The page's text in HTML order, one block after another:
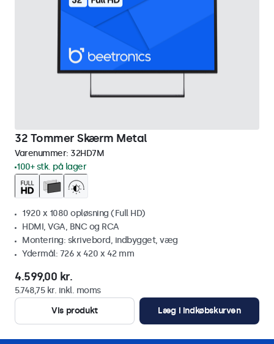
32 Tommer Skærm Metal
Varenummer: 32HD7M
100+ stk. på lager
1920 x 1080 opløsning (Full HD)
HDMI, VGA, BNC og RCA
Montering: skrivebord, indbygget, væg
Ydermål: 726 x 420 x 42 mm
4.599,00 kr.
5.748,75 kr. inkl. moms
Vis produkt
Læg i indkøbskurven